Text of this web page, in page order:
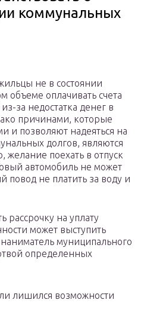
коммунальных
не в состоянии
объеме оплачивать счета
за недостатка денег в
причинами, которые
и позволяют надеяться на
долгов, являются
желание поехать в отпуск
автомобиль не может
повод не платить за воду и
на уплату
может выступить
муниципального
определенных
лишился возможности